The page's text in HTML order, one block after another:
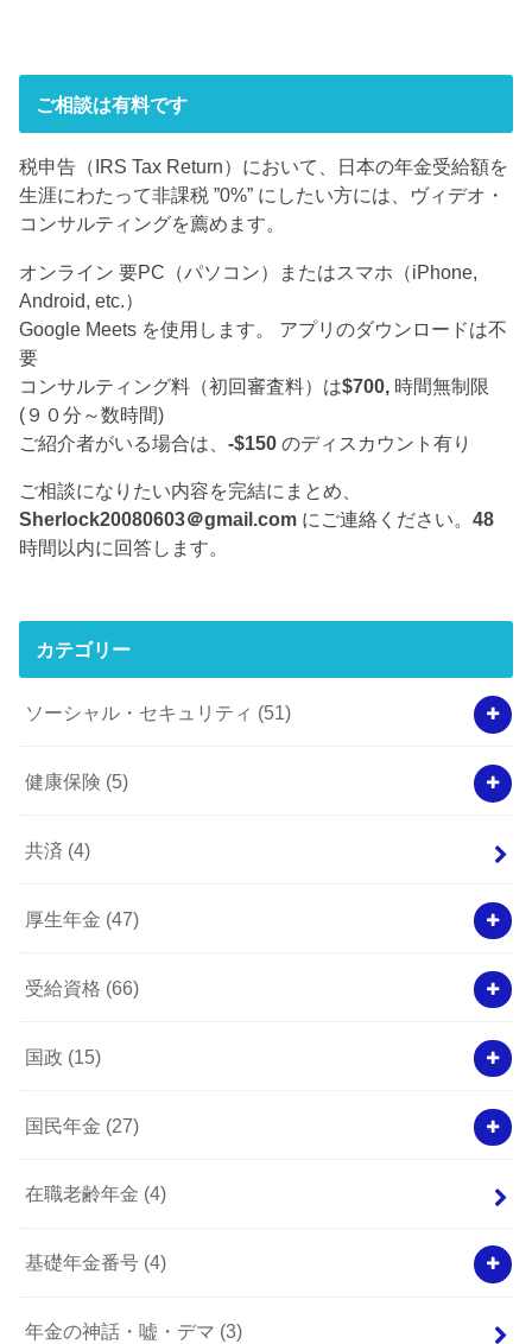
ご相談は有料です
税申告（IRS Tax Return）において、日本の年金受給額を
生涯にわたって非課税 ”0%” にしたい方には、ヴィデオ・
コンサルティングを薦めます。
オンライン 要PC（パソコン）またはスマホ（iPhone,
Android, etc.）
Google Meets を使用します。 アプリのダウンロードは不
要
コンサルティング料（初回審査料）は$700, 時間無制限
(９０分～数時間)
ご紹介者がいる場合は、-$150 のディスカウント有り
ご相談になりたい内容を完結にまとめ、
Sherlock20080603＠gmail.com にご連絡ください。48
時間以内に回答します。
カテゴリー
ソーシャル・セキュリティ (51)
健康保険 (5)
共済 (4)
厚生年金 (47)
受給資格 (66)
国政 (15)
国民年金 (27)
在職老齢年金 (4)
基礎年金番号 (4)
年金の神話・嘘・デマ (3)